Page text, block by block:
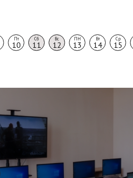
Пт
10
Сб
11
Вс
12
ПН
13
Вт
14
Ср
15